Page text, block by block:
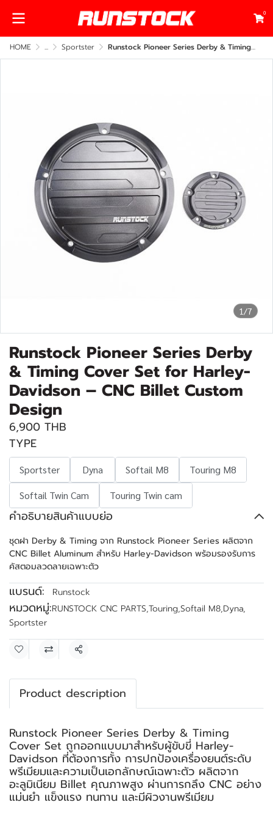
0
HOME ... Sportster Runstock Pioneer Series Derby & Timing Cover Set for Harley-Davidson – CNC Billet Custom Design
1/7
Runstock Pioneer Series Derby
& Timing Cover Set for Harley-
Davidson – CNC Billet Custom
Design
6,900 THB
TYPE
Sportster Dyna Softail M8
Touring M8
Softail Twin Cam
Touring Twin cam
คำอธิบายสินค้าแบบย่อ
ชุดฝา Derby & Timing จาก Runstock Pioneer Series ผลิตจาก
CNC Billet Aluminum สำหรับ Harley-Davidson พร้อมรองรับการ
คัสตอมลวดลายเฉพาะตัว
แบรนด์: Runstock
หมวดหมู่:RUNSTOCK CNC PARTS,Touring,Softail M8,Dyna,
Sportster
แชร์
Product description
Runstock Pioneer Series Derby & Timing
Cover Set ถูกออกแบบมาสำหรับผู้ขับขี่ Harley-
Davidson ที่ต้องการทั้ง การปกป้องเครื่องยนต์ระดับ
พรีเมียมและความเป็นเอกลักษณ์เฉพาะตัว ผลิตจาก
อะลูมิเนียม Billet คุณภาพสูง ผ่านการกลึง CNC อย่าง
แม่นยำ แข็งแรง ทนทาน และมีผิวงานพรีเมียม